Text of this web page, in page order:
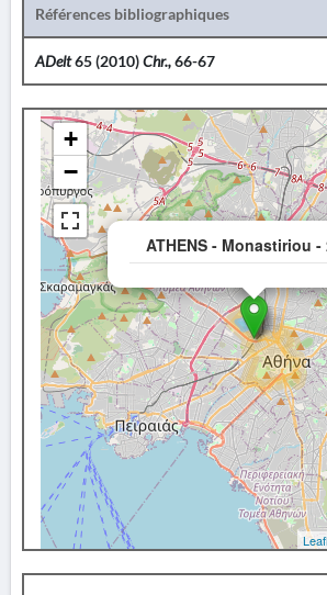
Références bibliographiques
ADelt65 (2010)Chr.,66-67
ATHENS - Monastiriou -
+
−